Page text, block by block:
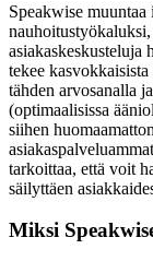
Speakwise
asiakaskeskusteluja
tekee
tähden arvosanalla
(optimaalisissa
siihen
tarkoittaa, että voit
säilyttäen
Miksi